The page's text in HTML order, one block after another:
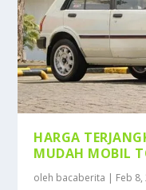
HARGA
MUDAH MOBIL
oleh bacaberita | Feb 8,